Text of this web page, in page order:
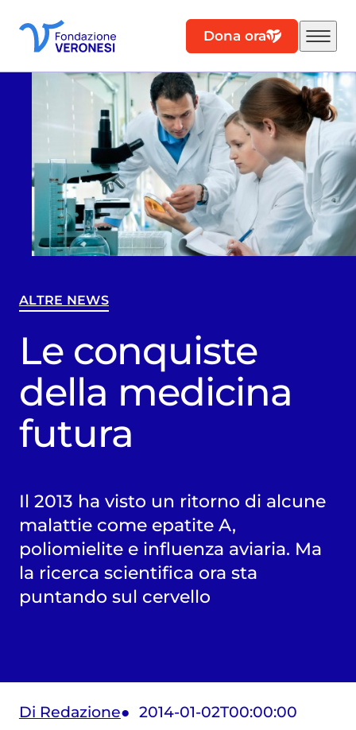
Dona ora
ALTRE NEWS
Le conquiste
della medicina
futura
Il 2013 ha visto un ritorno di alcune
malattie come epatite A,
poliomielite e influenza aviaria. Ma
la ricerca scientifica ora sta
puntando sul cervello
Di Redazione 2014-01-02T00:00:00